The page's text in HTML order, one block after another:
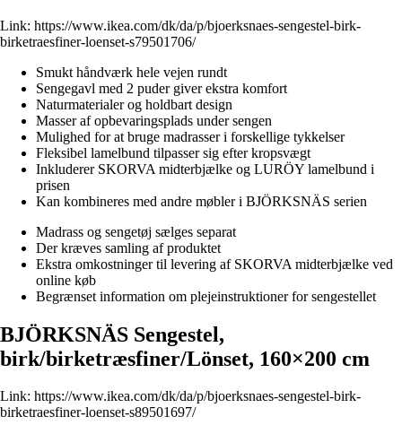
Link: https://www.ikea.com/dk/da/p/bjoerksnaes-sengestel-birk-
birketraesfiner-loenset-s79501706/
Smukt håndværk hele vejen rundt
Sengegavl med 2 puder giver ekstra komfort
Naturmaterialer og holdbart design
Masser af opbevaringsplads under sengen
Mulighed for at bruge madrasser i forskellige tykkelser
Fleksibel lamelbund tilpasser sig efter kropsvægt
Inkluderer SKORVA midterbjælke og LURÖY lamelbund i
prisen
Kan kombineres med andre møbler i BJÖRKSNÄS serien
Madrass og sengetøj sælges separat
Der kræves samling af produktet
Ekstra omkostninger til levering af SKORVA midterbjælke ved
online køb
Begrænset information om plejeinstruktioner for sengestellet
BJÖRKSNÄS Sengestel,
birk/birketræsfiner/Lönset, 160×200 cm
Link: https://www.ikea.com/dk/da/p/bjoerksnaes-sengestel-birk-
birketraesfiner-loenset-s89501697/